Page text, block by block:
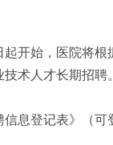
开始，医院将根
技术人才长期招聘。
信息登记表》（